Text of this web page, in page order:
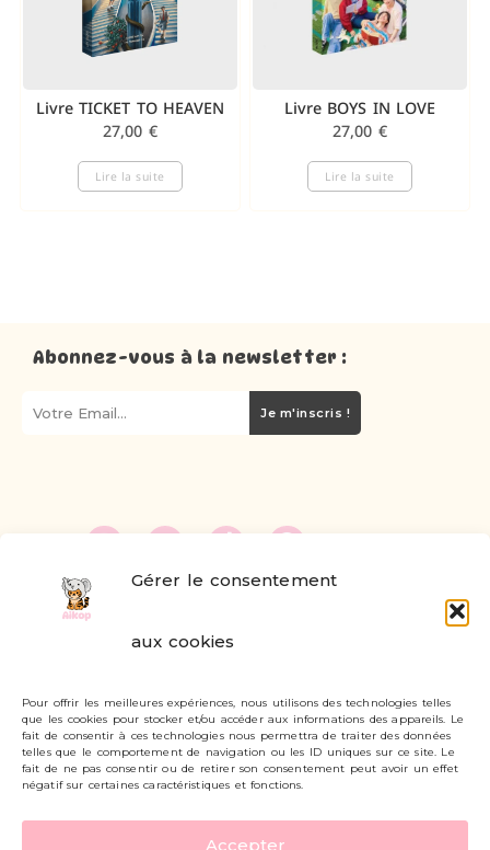
Gérer le consentement
aux cookies
Pour offrir les meilleures expériences, nous utilisons des technologies telles
que les cookies pour stocker et/ou accéder aux informations des appareils. Le
fait de consentir à ces technologies nous permettra de traiter des données
telles que le comportement de navigation ou les ID uniques sur ce site. Le
fait de ne pas consentir ou de retirer son consentement peut avoir un effet
négatif sur certaines caractéristiques et fonctions.
Accepter
Livre TICKET TO HEAVEN
27,00 €
Lire la suite
Livre BOYS IN LOVE
27,00 €
Lire la suite
Abonnez-vous à la newsletter :
Je m'inscris !
Livraisons et retours
Mon compte
Carte cadeau